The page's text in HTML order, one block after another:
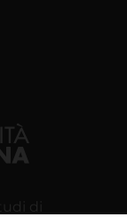
di